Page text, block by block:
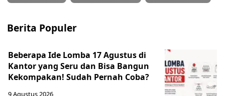
Berita Populer
Beberapa Ide Lomba 17 Agustus di
Kantor yang Seru dan Bisa Bangun
Kekompakan! Sudah Pernah Coba?
9 Agustus 2026